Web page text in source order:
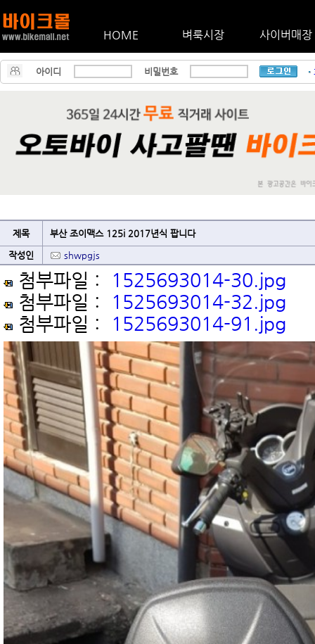
HOME 벼룩시장 사이버매장
아이디 비밀번호
제목 부산 조이맥스 125i 2017년식 팝니다
작성인 shwpgjs
첨부파일 :
1525693014-30.jpg
첨부파일 :
1525693014-32.jpg
첨부파일 :
1525693014-91.jpg